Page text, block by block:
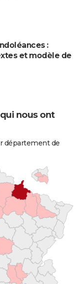
:
et modèle de
nous ont
département de